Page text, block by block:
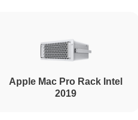
Apple Mac Pro Rack Intel
2019